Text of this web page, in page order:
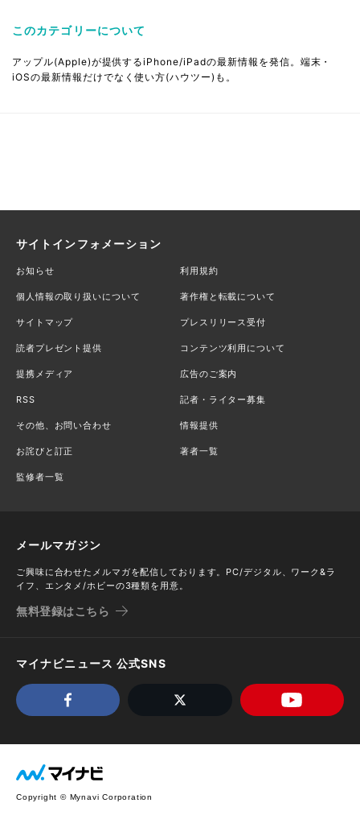
このカテゴリーについて
アップル(Apple)が提供するiPhone/iPadの最新情報を発信。端末・
iOSの最新情報だけでなく使い方(ハウツー)も。
サイトインフォメーション
お知らせ 利用規約
個人情報の取り扱いについて 著作権と転載について
サイトマップ プレスリリース受付
読者プレゼント提供 コンテンツ利用について
提携メディア 広告のご案内
RSS 記者・ライター募集
その他、お問い合わせ 情報提供
お詫びと訂正 著者一覧
監修者一覧
メールマガジン
ご興味に合わせたメルマガを配信しております。PC/デジタル、ワーク&ラ
イフ、エンタメ/ホビーの3種類を用意。
無料登録はこちら
マイナビニュース 公式SNS
Copyright © Mynavi Corporation